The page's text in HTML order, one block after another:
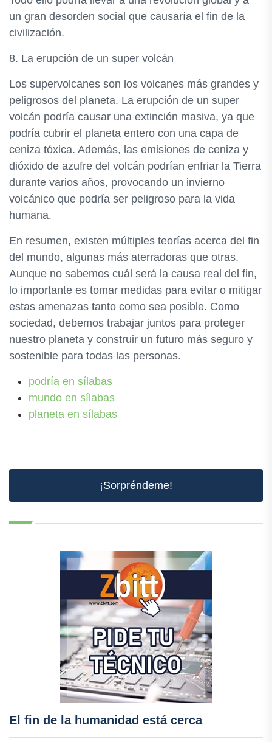
un gran desorden social que causaría el fin de la
civilización.
8. La erupción de un super volcán
Los supervolcanes son los volcanes más grandes y
peligrosos del planeta. La erupción de un super
volcán podría causar una extinción masiva, ya que
podría cubrir el planeta entero con una capa de
ceniza tóxica. Además, las emisiones de ceniza y
dióxido de azufre del volcán podrían enfriar la Tierra
durante varios años, provocando un invierno
volcánico que podría ser peligroso para la vida
humana.
En resumen, existen múltiples teorías acerca del fin
del mundo, algunas más aterradoras que otras.
Aunque no sabemos cuál será la causa real del fin,
lo importante es tomar medidas para evitar o mitigar
estas amenazas tanto como sea posible. Como
sociedad, debemos trabajar juntos para proteger
nuestro planeta y construir un futuro más seguro y
sostenible para todas las personas.
podría en sílabas
mundo en sílabas
planeta en sílabas
¡Sorpréndeme!
El fin de la humanidad está cerca